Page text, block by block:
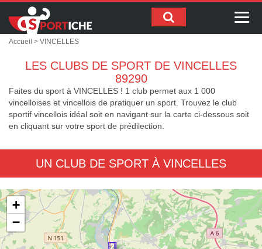
Accueil > VINCELLES
LES CLUBS DE SPORT DE VINCELLES
89290
Faites du sport à VINCELLES ! 1 club permet aux 1 000
vincelloises et vincellois de pratiquer un sport. Trouvez le club
sportif vincellois idéal soit en navigant sur la carte ci-dessous soit
en cliquant sur votre sport de prédilection.
UN CLUB DE SPORT À VINCELLES
+
−